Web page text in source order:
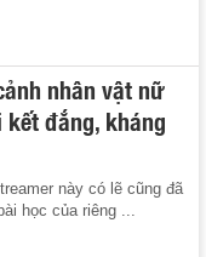
nhân vật nữ
đắng, kháng
này có lẽ cũng đã
học của riêng ...